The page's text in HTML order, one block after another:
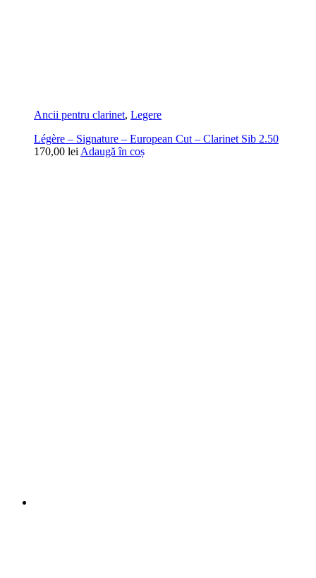
Ancii pentru clarinet, Legere
Légère – Signature – European Cut – Clarinet Sib 2.50
170,00 lei Adaugă în coș